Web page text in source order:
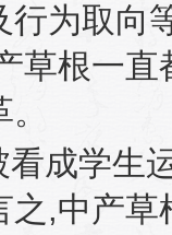
行为取向
草根一
成学生
之,中产草